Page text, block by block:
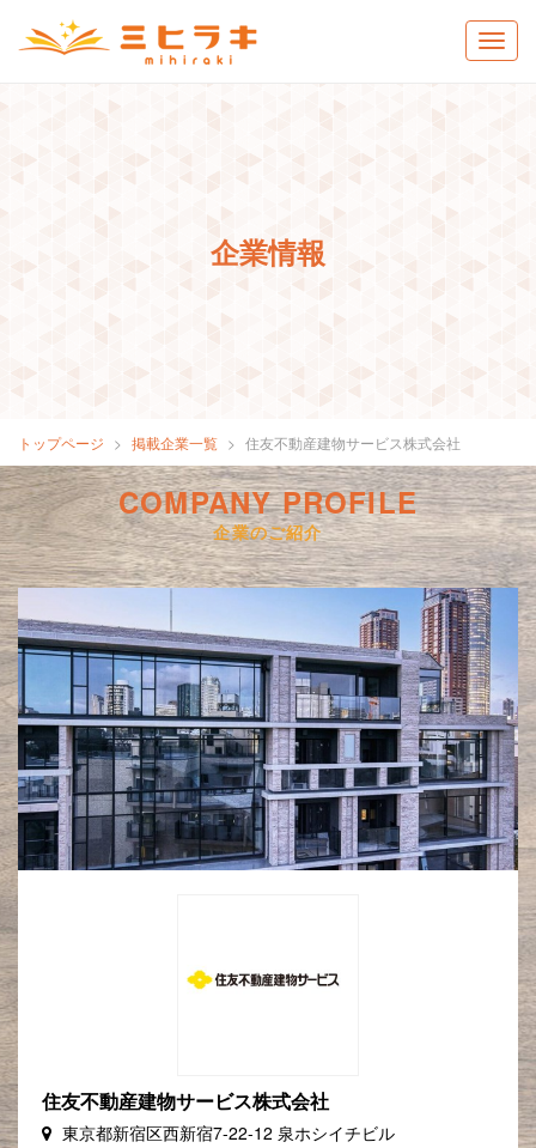
企業情報
トップページ 掲載企業一覧 住友不動産建物サービス株式会社
COMPANY PROFILE
企業のご紹介
住友不動産建物サービス株式会社
東京都新宿区西新宿7-22-12 泉ホシイチビル